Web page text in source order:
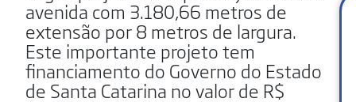
avenida com 3.180,66 metros de
extensão por 8 metros de largura.
Este importante projeto tem
financiamento do Governo do Estado
de Santa Catarina no valor de R$